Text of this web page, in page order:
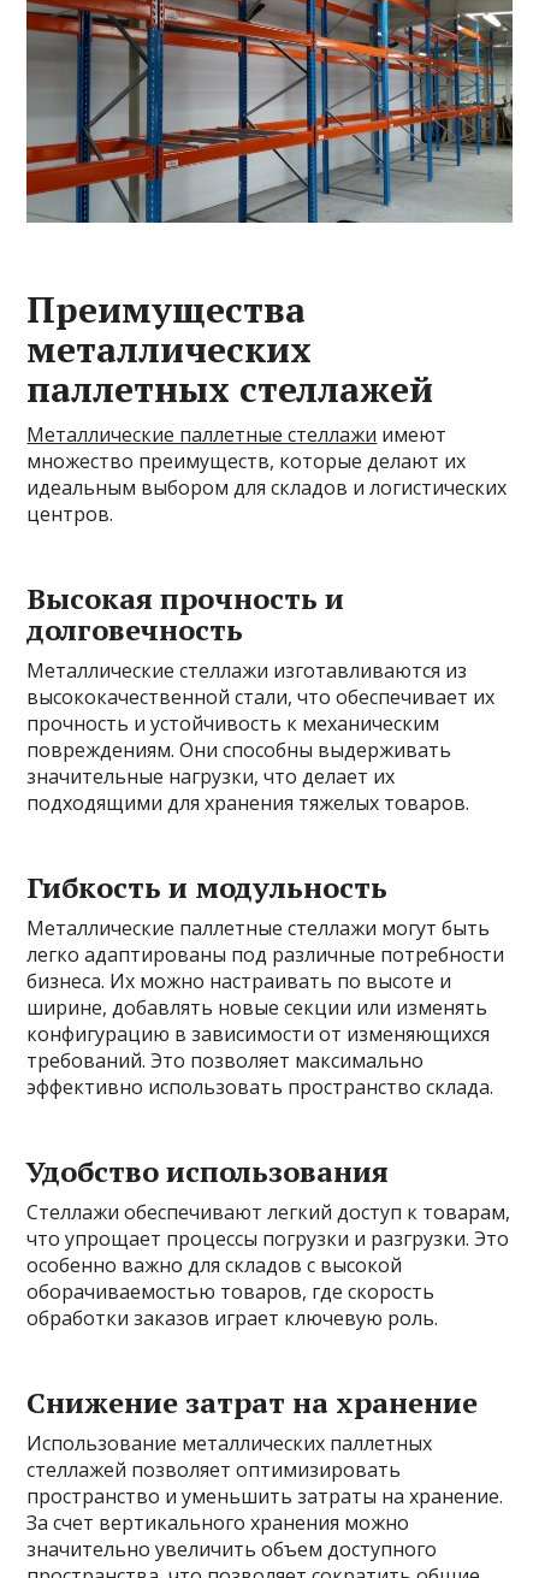
Преимущества
металлических
паллетных стеллажей
Металлические паллетные стеллажи имеют
множество преимуществ, которые делают их
идеальным выбором для складов и логистических
центров.
Высокая прочность и
долговечность
Металлические стеллажи изготавливаются из
высококачественной стали, что обеспечивает их
прочность и устойчивость к механическим
повреждениям. Они способны выдерживать
значительные нагрузки, что делает их
подходящими для хранения тяжелых товаров.
Гибкость и модульность
Металлические паллетные стеллажи могут быть
легко адаптированы под различные потребности
бизнеса. Их можно настраивать по высоте и
ширине, добавлять новые секции или изменять
конфигурацию в зависимости от изменяющихся
требований. Это позволяет максимально
эффективно использовать пространство склада.
Удобство использования
Стеллажи обеспечивают легкий доступ к товарам,
что упрощает процессы погрузки и разгрузки. Это
особенно важно для складов с высокой
оборачиваемостью товаров, где скорость
обработки заказов играет ключевую роль.
Снижение затрат на хранение
Использование металлических паллетных
стеллажей позволяет оптимизировать
пространство и уменьшить затраты на хранение.
За счет вертикального хранения можно
значительно увеличить объем доступного